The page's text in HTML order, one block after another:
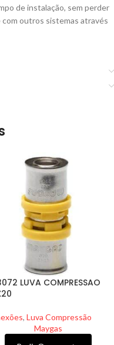
de instalação, sem perder
outros sistemas através
LUVA COMPRESSAO
, Luva Compressão
Maygas